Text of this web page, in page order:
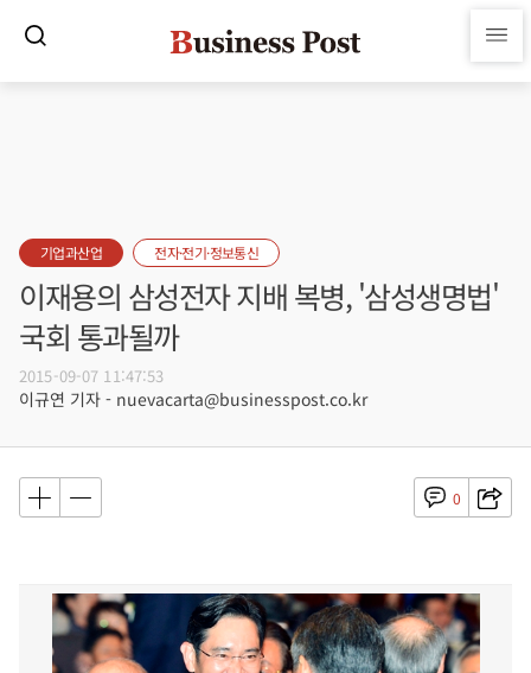
기업과산업 전자·전기·정보통신
이재용의 삼성전자 지배 복병, '삼성생명법'
국회 통과될까
2015-09-07 11:47:53
이규연 기자 - nuevacarta@businesspost.co.kr
0